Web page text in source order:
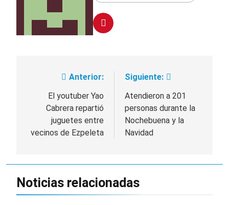
Navegación
entradas
Anterior:
El youtuber Yao
Cabrera repartió
juguetes entre
vecinos de Ezpeleta
Siguiente:
Atendieron a 201
personas durante la
Nochebuena y la
Navidad
Noticias relacionadas